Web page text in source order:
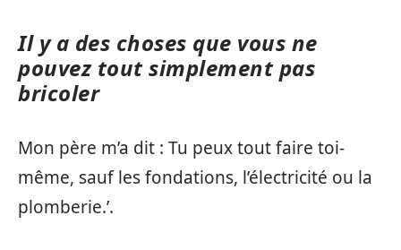
Il y a des choses que vous ne
pouvez tout simplement pas
bricoler
Mon père m’a dit : Tu peux tout faire toi-
même, sauf les fondations, l’électricité ou la
plomberie.’.